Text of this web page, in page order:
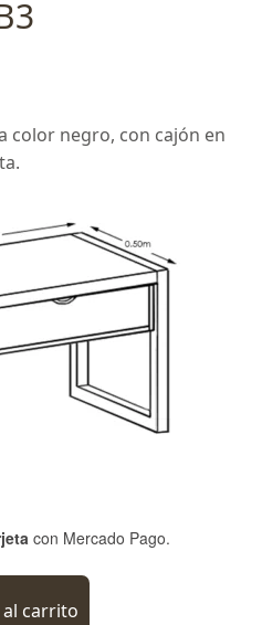
color negro, con cajón en
con Mercado Pago.
carrito